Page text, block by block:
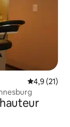
Note
4,9 (21)